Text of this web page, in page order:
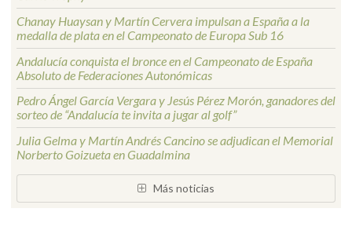
Chanay Huaysan y Martín Cervera impulsan a España a la
medalla de plata en el Campeonato de Europa Sub 16
Andalucía conquista el bronce en el Campeonato de España
Absoluto de Federaciones Autonómicas
Pedro Ángel García Vergara y Jesús Pérez Morón, ganadores del
sorteo de “Andalucía te invita a jugar al golf”
Julia Gelma y Martín Andrés Cancino se adjudican el Memorial
Norberto Goizueta en Guadalmina
Más noticias